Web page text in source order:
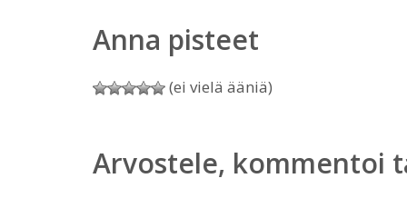
Anna pisteet
(ei vielä ääniä)
Arvostele, kommentoi